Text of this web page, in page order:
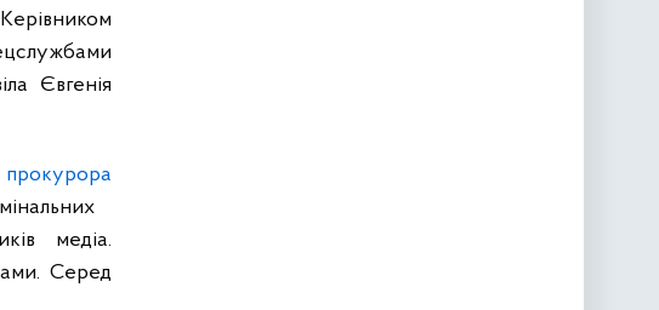
Євгенія
медіа.
Серед